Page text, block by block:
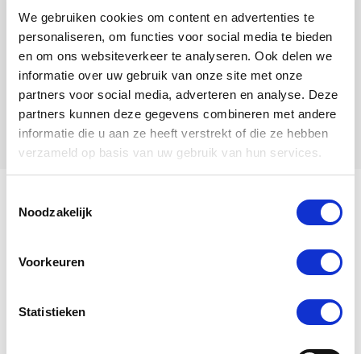
We gebruiken cookies om content en advertenties te
personaliseren, om functies voor social media te bieden
en om ons websiteverkeer te analyseren. Ook delen we
informatie over uw gebruik van onze site met onze
partners voor social media, adverteren en analyse. Deze
partners kunnen deze gegevens combineren met andere
informatie die u aan ze heeft verstrekt of die ze hebben
verzameld op basis van uw gebruik van hun services.
Noodzakelijk
Voorkeuren
Statistieken
My name is Rana.